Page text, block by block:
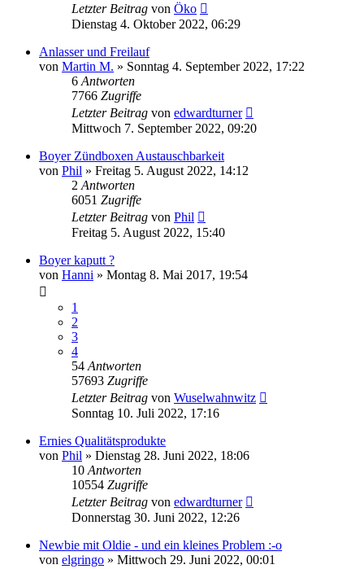
Letzter Beitrag von Öko
Dienstag 4. Oktober 2022, 06:29
Anlasser und Freilauf
von Martin M. » Sonntag 4. September 2022, 17:22
6 Antworten
7766 Zugriffe
Letzter Beitrag von edwardturner
Mittwoch 7. September 2022, 09:20
Boyer Zündboxen Austauschbarkeit
von Phil » Freitag 5. August 2022, 14:12
2 Antworten
6051 Zugriffe
Letzter Beitrag von Phil
Freitag 5. August 2022, 15:40
Boyer kaputt ?
von Hanni » Montag 8. Mai 2017, 19:54
1
2
3
4
54 Antworten
57693 Zugriffe
Letzter Beitrag von Wuselwahnwitz
Sonntag 10. Juli 2022, 17:16
Ernies Qualitätsprodukte
von Phil » Dienstag 28. Juni 2022, 18:06
10 Antworten
10554 Zugriffe
Letzter Beitrag von edwardturner
Donnerstag 30. Juni 2022, 12:26
Newbie mit Oldie - und ein kleines Problem :-o
von elgringo » Mittwoch 29. Juni 2022, 00:01